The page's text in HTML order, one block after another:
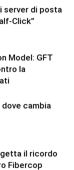
server di posta
Click”
Model: GFT
la
cambia
il ricordo
Fibercop